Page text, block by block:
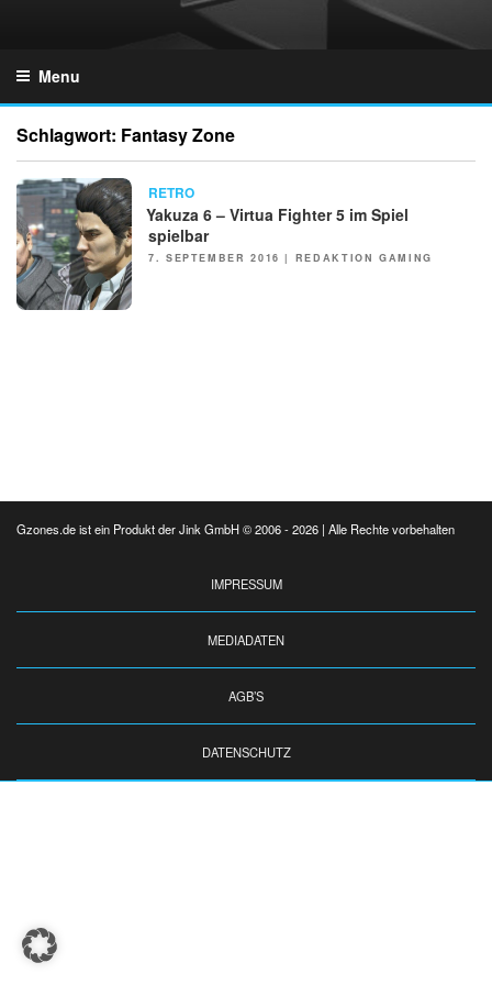
Menu
Schlagwort: Fantasy Zone
NEWS RETRO
Yakuza 6 – Virtua Fighter 5 im Spiel
spielbar
POSTED
7. SEPTEMBER 2016 | REDAKTION GAMING
Gzones.de ist ein Produkt der Jink GmbH © 2006 - 2026 | Alle Rechte vorbehalten
IMPRESSUM
MEDIADATEN
AGB’S
DATENSCHUTZ